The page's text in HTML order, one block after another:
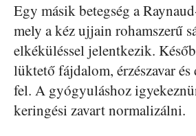
Egy másik betegség a
mely a kéz ujjain rohamszerű
elkéküléssel jelentkezik.
lüktető fájdalom, érzészavar
fel. A gyógyuláshoz
keringési zavart normalizálni.